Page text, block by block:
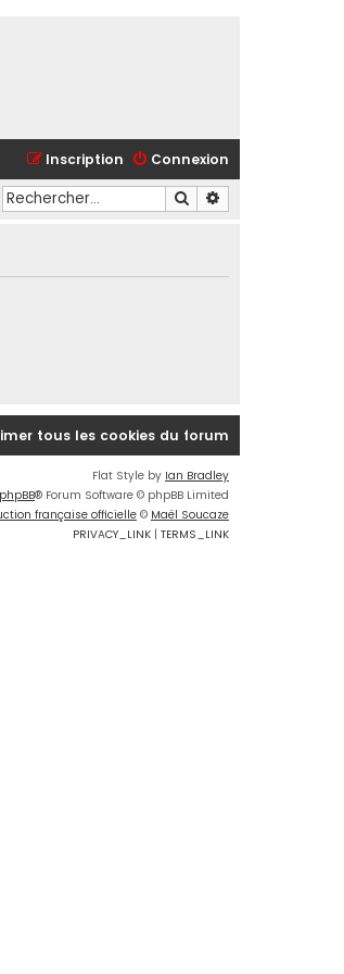
Connexion
Inscription
Rechercher
tous les cookies du forum
Flat Style by Ian Bradley
phpBB® Forum Software © phpBB Limited
française officielle© Maël Soucaze
PRIVACY_LINK | TERMS_LINK